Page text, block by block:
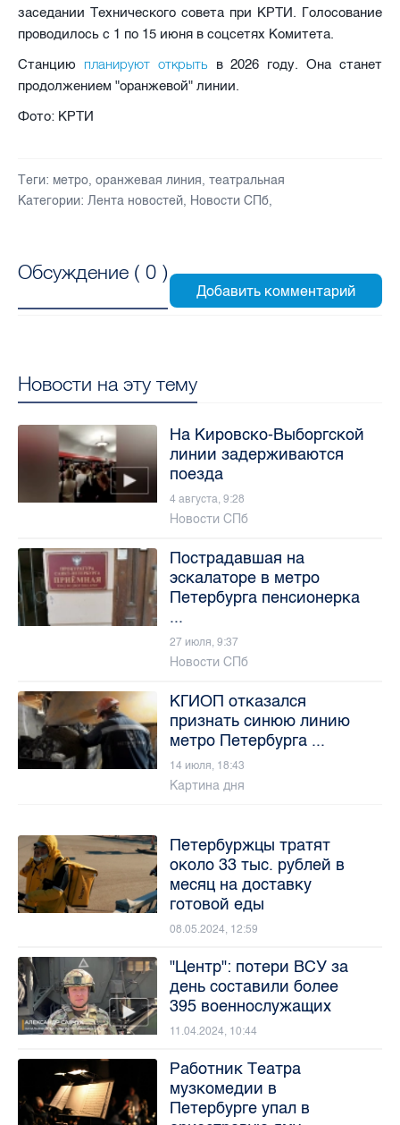
заседании Технического совета при КРТИ. Голосование
проводилось с 1 по 15 июня в соцсетях Комитета.
Станцию планируют открыть в 2026 году. Она станет
продолжением "оранжевой" линии.
Фото: КРТИ
Теги: метро, оранжевая линия, театральная
Категории: Лента новостей, Новости СПб,
Обсуждение ( 0 )
Новости на эту тему
На Кировско-Выборгской
линии задерживаются
поезда
4 августа, 9:28
Новости СПб
Пострадавшая на
эскалаторе в метро
Петербурга пенсионерка
...
27 июля, 9:37
Новости СПб
КГИОП отказался
признать синюю линию
метро Петербурга ...
14 июля, 18:43
Картина дня
Петербуржцы тратят
около 33 тыс. рублей в
месяц на доставку
готовой еды
08.05.2024, 12:59
"Центр": потери ВСУ за
день составили более
395 военнослужащих
11.04.2024, 10:44
Работник Театра
музкомедии в
Петербурге упал в